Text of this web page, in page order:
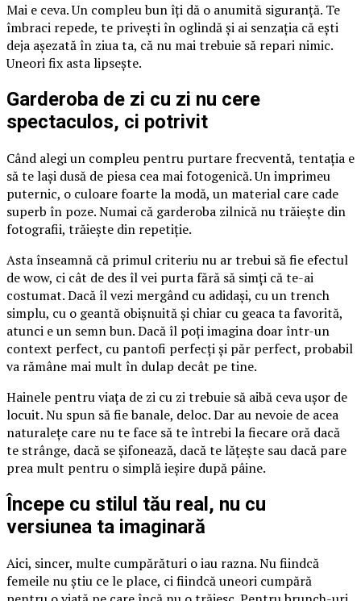
Mai e ceva. Un compleu bun îți dă o anumită siguranță. Te
îmbraci repede, te privești în oglindă și ai senzația că ești
deja așezată în ziua ta, că nu mai trebuie să repari nimic.
Uneori fix asta lipsește.
Garderoba de zi cu zi nu cere
spectaculos, ci potrivit
Când alegi un compleu pentru purtare frecventă, tentația e
să te lași dusă de piesa cea mai fotogenică. Un imprimeu
puternic, o culoare foarte la modă, un material care cade
superb în poze. Numai că garderoba zilnică nu trăiește din
fotografii, trăiește din repetiție.
Asta înseamnă că primul criteriu nu ar trebui să fie efectul
de wow, ci cât de des îl vei purta fără să simți că te-ai
costumat. Dacă îl vezi mergând cu adidași, cu un trench
simplu, cu o geantă obișnuită și chiar cu geaca ta favorită,
atunci e un semn bun. Dacă îl poți imagina doar într-un
context perfect, cu pantofi perfecți și păr perfect, probabil
va rămâne mai mult în dulap decât pe tine.
Hainele pentru viața de zi cu zi trebuie să aibă ceva ușor de
locuit. Nu spun să fie banale, deloc. Dar au nevoie de acea
naturalețe care nu te face să te întrebi la fiecare oră dacă
te strânge, dacă se șifonează, dacă te lățește sau dacă pare
prea mult pentru o simplă ieșire după pâine.
Începe cu stilul tău real, nu cu
versiunea ta imaginară
Aici, sincer, multe cumpărături o iau razna. Nu fiindcă
femeile nu știu ce le place, ci fiindcă uneori cumpără